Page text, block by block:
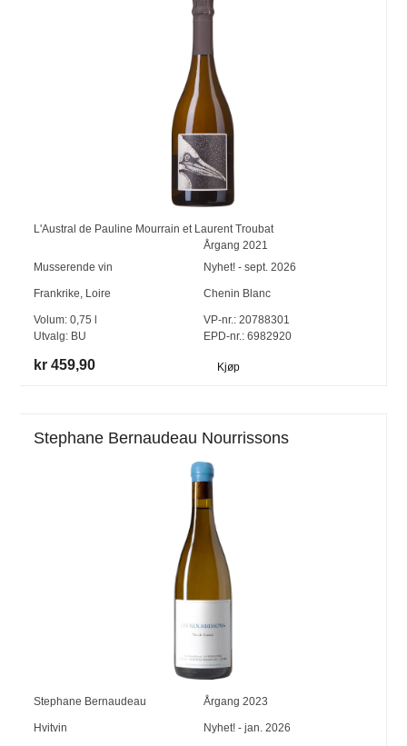
L'Austral de Pauline Mourrain et Laurent Troubat
Årgang 2021
Musserende vin
Nyhet! - sept. 2026
Frankrike, Loire Chenin Blanc
Volum:0,75
Utvalg: BU
VP-nr.:20788301
EPD-nr.: 6982920
kr 459,90 Kjøp
Stephane Bernaudeau Nourrissons
Stephane Bernaudeau Årgang 2023
Hvitvin Nyhet! - jan. 2026